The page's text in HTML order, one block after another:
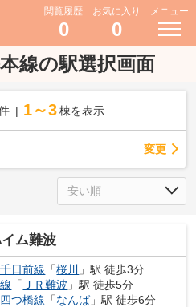
閲覧履歴
0
お気に入り
0
メニュー
線の駅選択画面
1～3 棟を表示
変更
ム難波
日前線 「桜川
」駅 徒歩3分
「 ＪＲ難波 」駅 徒歩5分
つ橋線 「なんば」駅 徒歩6分